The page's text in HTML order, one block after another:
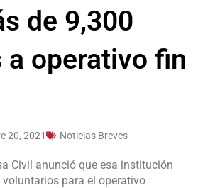
de 9,300
a operativo fin
20, 2021 Noticias Breves
Civil anunció que esa institución
para el operativo